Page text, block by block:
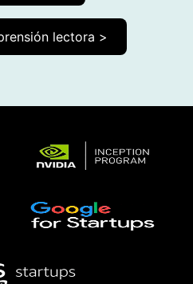
lectora >